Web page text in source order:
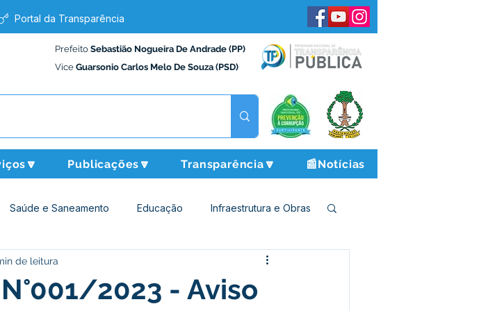
Portal da Transparência
Prefeito Sebastião Nogueira De Andrade (PP)
Vice Guarsonio Carlos Melo De Souza (PSD)
Publicações🔽 Transparência🔽 📰Notícias
Saúde e Saneamento Educação Infraestrutura e Obras
Cultura e Lazer
2023 - Aviso
de leitura